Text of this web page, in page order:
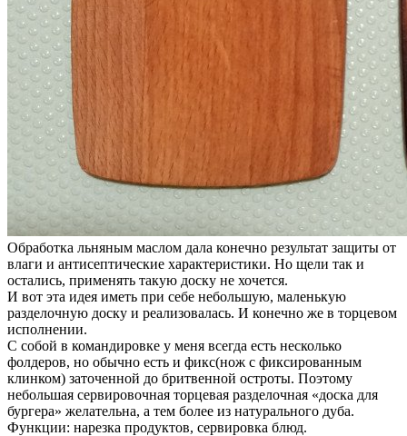
Обработка льняным маслом дала конечно результат защиты от
влаги и антисептические характеристики. Но щели так и
остались, применять такую доску не хочется.
И вот эта идея иметь при себе небольшую, маленькую
разделочную доску и реализовалась. И конечно же в торцевом
исполнении.
С собой в командировке у меня всегда есть несколько
фолдеров, но обычно есть и фикс(нож с фиксированным
клинком) заточенной до бритвенной остроты. Поэтому
небольшая сервировочная торцевая разделочная «доска для
бургера» желательна, а тем более из натурального дуба.
Функции: нарезка продуктов, сервировка блюд.